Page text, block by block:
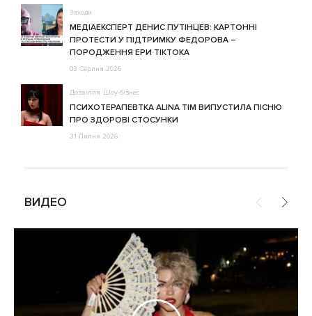
Заходи
МЕДІАЕКСПЕРТ ДЕНИС ПУТІНЦЕВ: КАРТОННІ
ПРОТЕСТИ У ПІДТРИМКУ ФЕДОРОВА –
ПОРОДЖЕННЯ ЕРИ ТІКТОКА
03 Серпня 2026
Дозвілля Шоу-бізнес
ПСИХОТЕРАПЕВТКА ALINA TIM ВИПУСТИЛА ПІСНЮ
ПРО ЗДОРОВІ СТОСУНКИ
31 Липня 2026
ВИДЕО